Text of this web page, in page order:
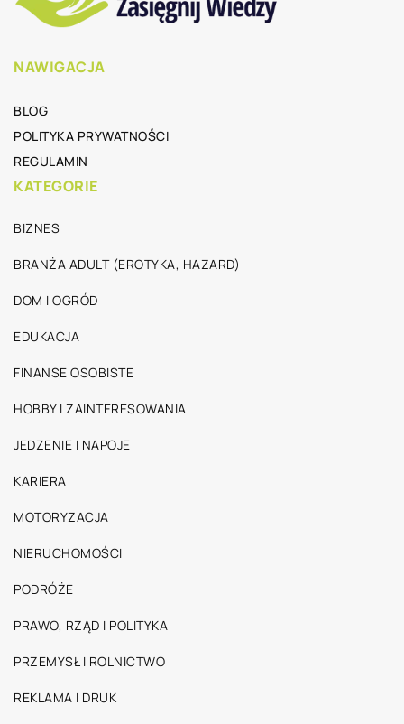
NAWIGACJA
BLOG
POLITYKA PRYWATNOŚCI
REGULAMIN
KATEGORIE
BIZNES
BRANŻA ADULT (EROTYKA, HAZARD)
DOM I OGRÓD
EDUKACJA
FINANSE OSOBISTE
HOBBY I ZAINTERESOWANIA
JEDZENIE I NAPOJE
KARIERA
MOTORYZACJA
NIERUCHOMOŚCI
PODRÓŻE
PRAWO, RZĄD I POLITYKA
PRZEMYSŁ I ROLNICTWO
REKLAMA I DRUK